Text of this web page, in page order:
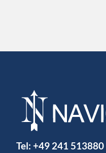
Tel: +49 241 513880